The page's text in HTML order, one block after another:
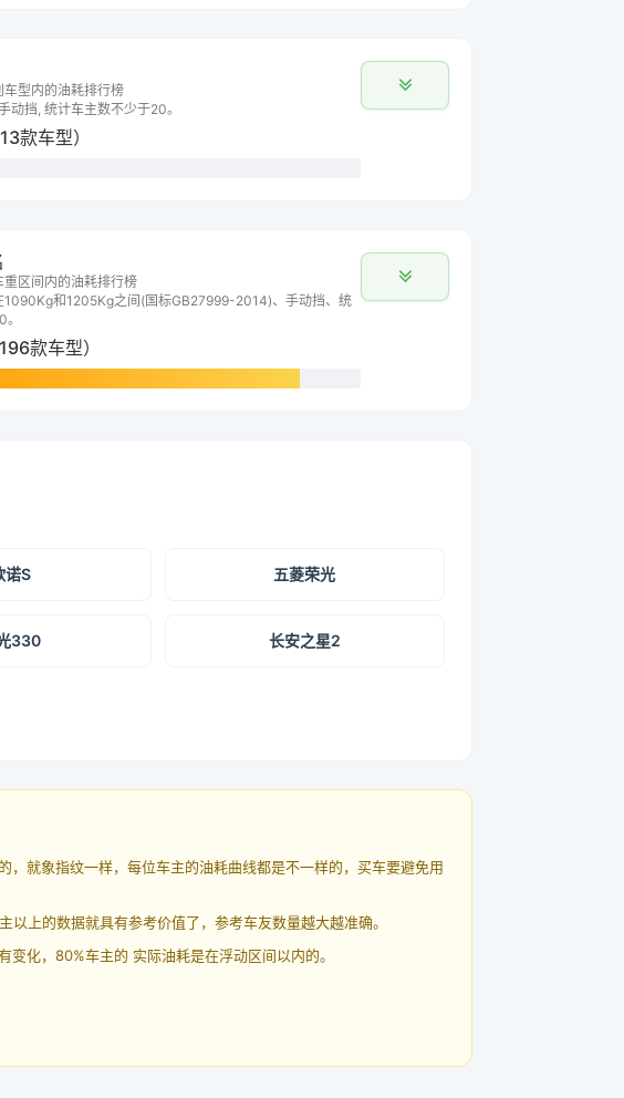
型内的油耗排行榜
动挡, 统计车主数不少于20。
款车型）
区间内的油耗排行榜
1090Kg和1205Kg之间(国标GB27999-2014)、手动挡、统
款车型）
诺S 五菱荣光
330 长安之星2
就象指纹一样，每位车主的油耗曲线都是不一样的，买车要避免用
上的数据就具有参考价值了，参考车友数量越大越准确。
化，80%车主的 实际油耗是在浮动区间以内的。